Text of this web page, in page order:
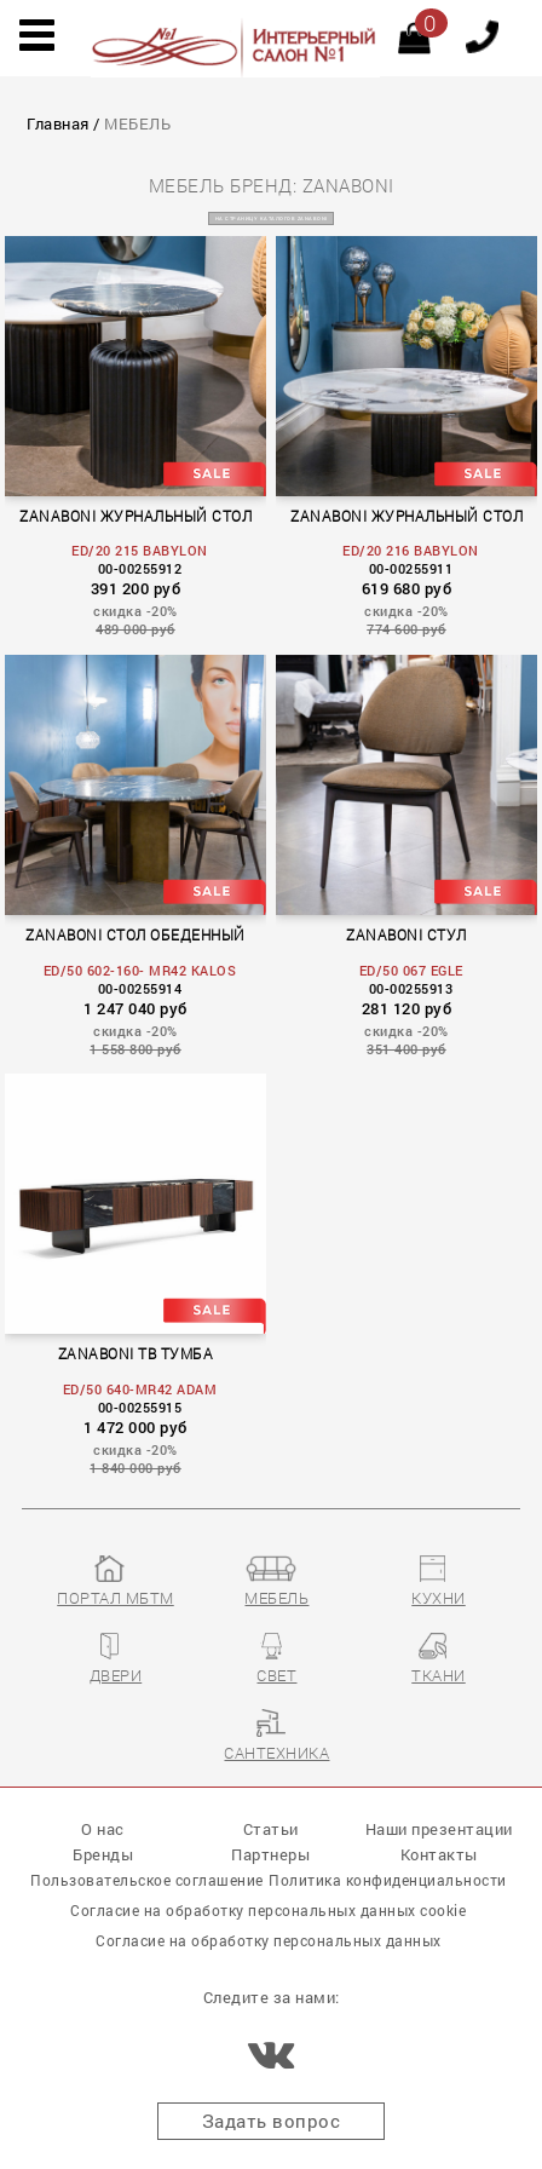
0
Главная / МЕБЕЛЬ
МЕБЕЛЬ БРЕНД: ZANABONI
НА СТРАНИЦУ КАТАЛОГОВ ZANABONI
ZANABONI ЖУРНАЛЬНЫЙ СТОЛ
ED/20 215 BABYLON
00-00255912
391 200 руб
скидка -20%
489 000 руб
ZANABONI ЖУРНАЛЬНЫЙ СТОЛ
ED/20 216 BABYLON
00-00255911
619 680 руб
скидка -20%
774 600 руб
ZANABONI СТОЛ ОБЕДЕННЫЙ
ED/50 602-160- MR42 KALOS
00-00255914
1 247 040 руб
скидка -20%
1 558 800 руб
ZANABONI СТУЛ
ED/50 067 EGLE
00-00255913
281 120 руб
скидка -20%
351 400 руб
ZANABONI ТВ ТУМБА
ED/50 640-MR42 ADAM
00-00255915
1 472 000 руб
скидка -20%
1 840 000 руб
ПОРТАЛ МБТМ МЕБЕЛЬ КУХНИ
ДВЕРИ СВЕТ ТКАНИ
САНТЕХНИКА
О нас Статьи
Наши презентации
Бренды
Партнеры Контакты
Пользовательское соглашение Политика конфиденциальности
Согласие на обработку персональных данных cookie
Согласие на обработку персональных данных
Следите за нами:
Задать вопрос